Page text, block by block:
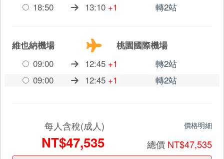
18:50
13:10 +1 轉2站
維也納機場
桃園國際機場
09:00
12:45 +1
轉2站
09:00
12:45 +1 轉2站
每人含稅(成人)
NT$47,535
價格明細
總價 NT$47,535